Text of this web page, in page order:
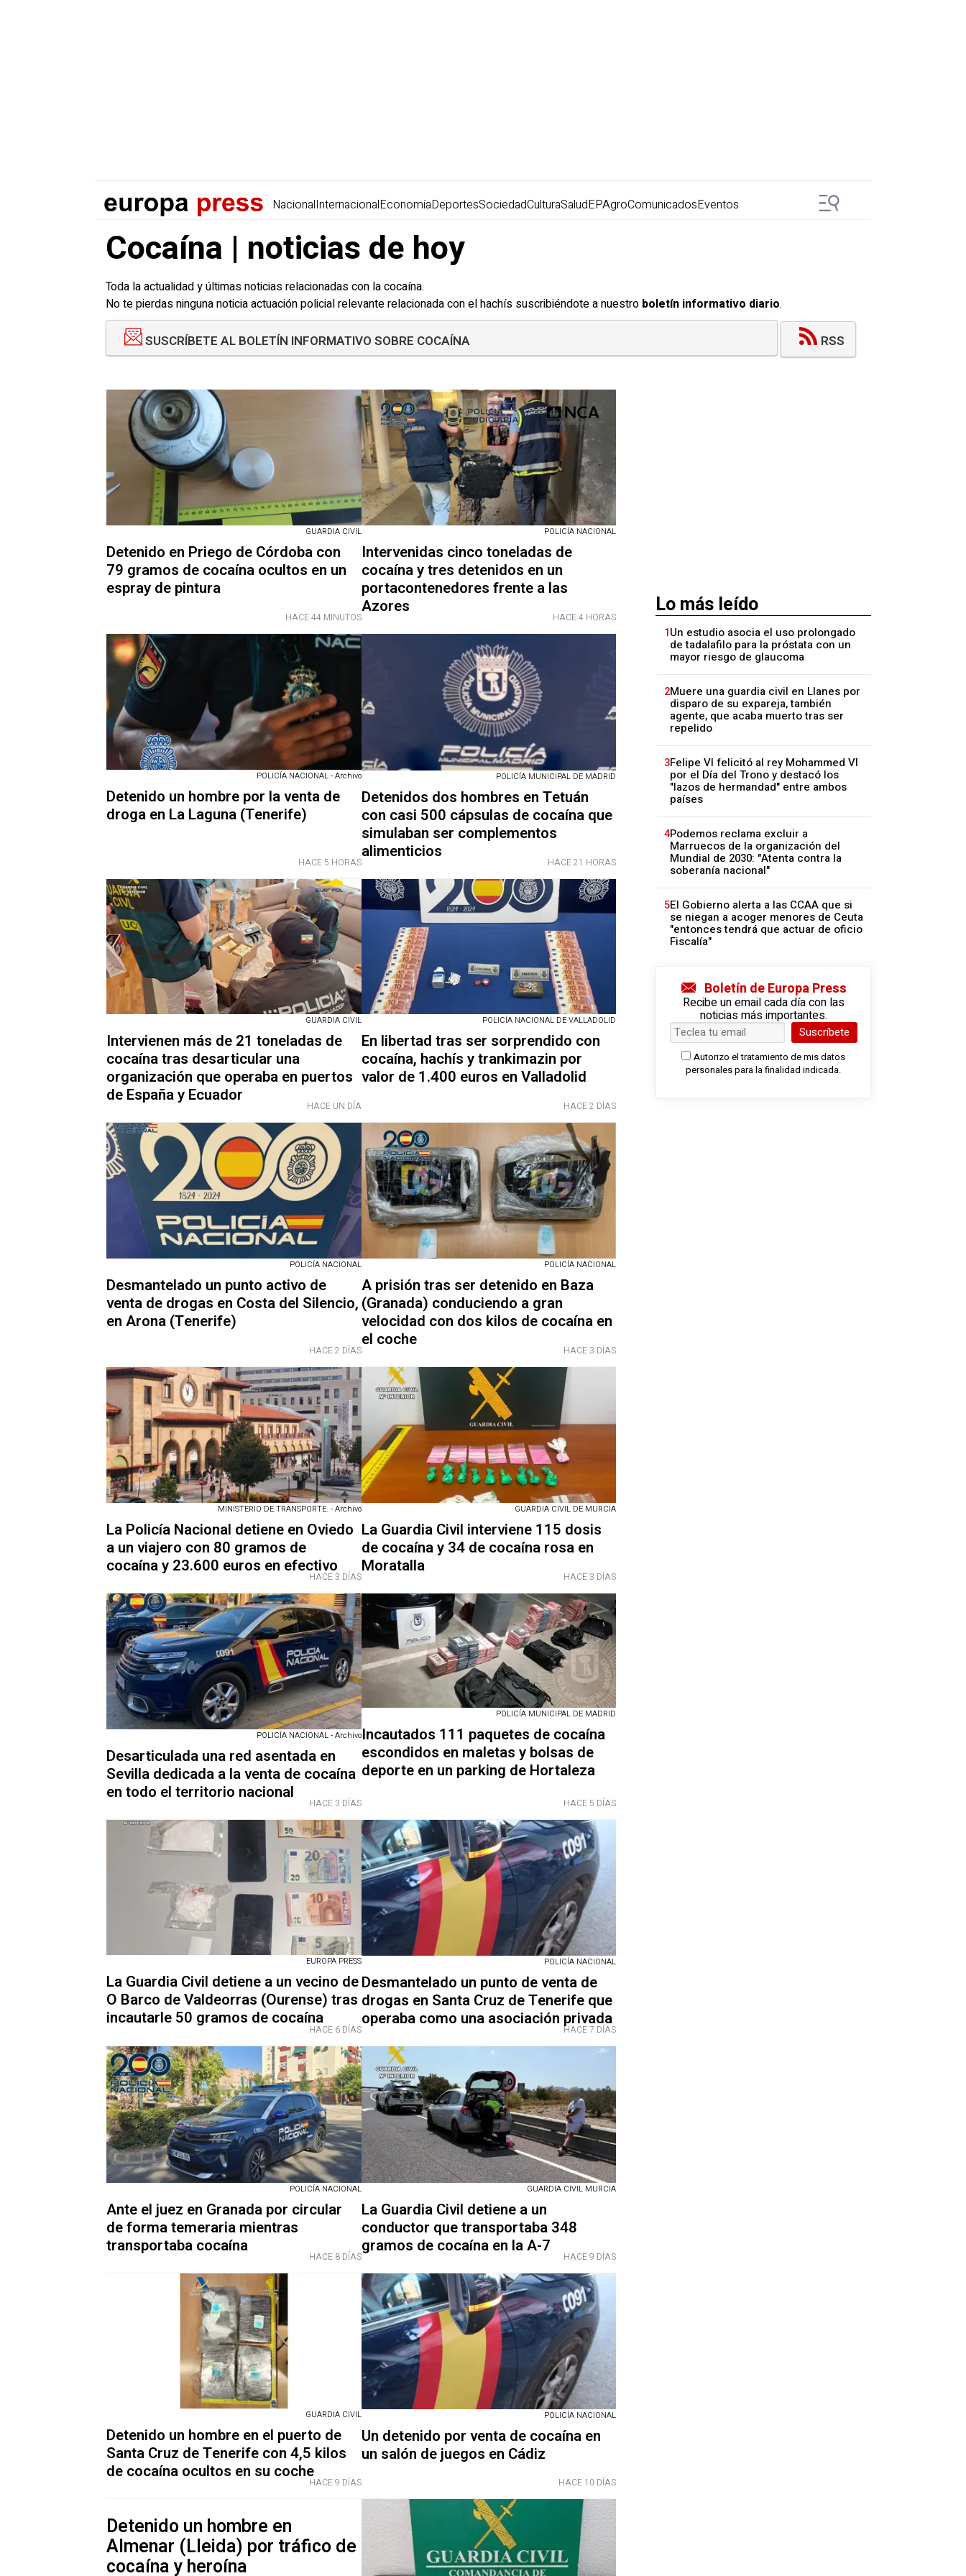
NacionalInternacionalEconomíaDeportesSociedadCulturaSaludEPAgroComunicadosEventos
Cocaína | noticias de hoy
Toda la actualidad y últimas noticias relacionadas con la cocaína.
No te pierdas ninguna noticia actuación policial relevante relacionada con el hachís suscribiéndote a nuestro boletín informativo diario.
SUSCRÍBETE AL BOLETÍN INFORMATIVO SOBRE COCAÍNA RSS
GUARDIA CIVIL
Detenido en Priego de Córdoba con
79 gramos de cocaína ocultos en un
espray de pintura
HACE 44 MINUTOS
POLICÍA NACIONAL
Intervenidas cinco toneladas de
cocaína y tres detenidos en un
portacontenedores frente a las
Azores
HACE 4 HORAS
POLICÍA NACIONAL - Archivo
Detenido un hombre por la venta de
droga en La Laguna (Tenerife)
HACE 5 HORAS
POLICÍA MUNICIPAL DE MADRID
Detenidos dos hombres en Tetuán
con casi 500 cápsulas de cocaína que
simulaban ser complementos
alimenticios
HACE 21 HORAS
GUARDIA CIVIL
Intervienen más de 21 toneladas de
cocaína tras desarticular una
organización que operaba en puertos
de España y Ecuador
HACE UN DÍA
POLICÍA NACIONAL DE VALLADOLID
En libertad tras ser sorprendido con
cocaína, hachís y trankimazin por
valor de 1.400 euros en Valladolid
HACE 2 DÍAS
POLICÍA NACIONAL
Desmantelado un punto activo de
venta de drogas en Costa del Silencio,
en Arona (Tenerife)
HACE 2 DÍAS
POLICÍA NACIONAL
A prisión tras ser detenido en Baza
(Granada) conduciendo a gran
velocidad con dos kilos de cocaína en
el coche
HACE 3 DÍAS
MINISTERIO DE TRANSPORTE. - Archivo
La Policía Nacional detiene en Oviedo
a un viajero con 80 gramos de
cocaína y 23.600 euros en efectivo
HACE 3 DÍAS
GUARDIA CIVIL DE MURCIA
La Guardia Civil interviene 115 dosis
de cocaína y 34 de cocaína rosa en
Moratalla
HACE 3 DÍAS
POLICÍA NACIONAL - Archivo
Desarticulada una red asentada en
Sevilla dedicada a la venta de cocaína
en todo el territorio nacional
HACE 3 DÍAS
POLICÍA MUNICIPAL DE MADRID
Incautados 111 paquetes de cocaína
escondidos en maletas y bolsas de
deporte en un parking de Hortaleza
HACE 5 DÍAS
EUROPA PRESS
La Guardia Civil detiene a un vecino de
O Barco de Valdeorras (Ourense) tras
incautarle 50 gramos de cocaína
HACE 6 DÍAS
POLICÍA NACIONAL
Desmantelado un punto de venta de
drogas en Santa Cruz de Tenerife que
operaba como una asociación privada
HACE 7 DÍAS
POLICÍA NACIONAL
Ante el juez en Granada por circular
de forma temeraria mientras
transportaba cocaína
HACE 8 DÍAS
GUARDIA CIVIL MURCIA
La Guardia Civil detiene a un
conductor que transportaba 348
gramos de cocaína en la A-7
HACE 9 DÍAS
GUARDIA CIVIL
Detenido un hombre en el puerto de
Santa Cruz de Tenerife con 4,5 kilos
de cocaína ocultos en su cocheHACE 9 DÍAS
POLICÍA NACIONAL
Un detenido por venta de cocaína en
un salón de juegos en Cádiz
HACE 10 DÍAS
Detenido un hombre en
Almenar (Lleida) por tráfico de
cocaína y heroína
Lo más leído
1Un estudio asocia el uso prolongado
de tadalafilo para la próstata con un
mayor riesgo de glaucoma
2Muere una guardia civil en Llanes por
disparo de su expareja, también
agente, que acaba muerto tras ser
repelido
3Felipe VI felicitó al rey Mohammed VI
por el Día del Trono y destacó los
"lazos de hermandad" entre ambos
países
4Podemos reclama excluir a
Marruecos de la organización del
Mundial de 2030: "Atenta contra la
soberanía nacional"
5El Gobierno alerta a las CCAA que si
se niegan a acoger menores de Ceuta
"entonces tendrá que actuar de oficio
Fiscalía"
Boletín de Europa Press
Recibe un email cada día con las
noticias más importantes.
Suscríbete
Autorizo el tratamiento de mis datos
personales para la finalidad indicada.